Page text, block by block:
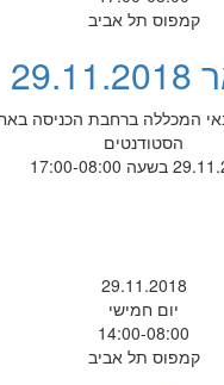
קמפוס תל אביב
המכללה ברחבת הכניסה
הסטודנטים
17:00-08:00
29.11.2018
יום חמישי
14:00-08:00
קמפוס תל אביב